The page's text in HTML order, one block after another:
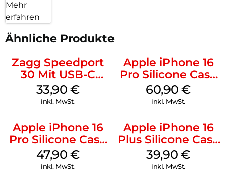
Mehr
erfahren
Ähnliche Produkte
Zagg Speedport
30 Mit USB-C
Kabel Weiß
33,90 €
inkl. MwSt.
Apple iPhone 16
Pro Silicone Case
MagSafe Stone
Gray
60,90€
inkl. MwSt.
Apple iPhone 16
Pro Silicone Case
MagSafe Denim
47,90 €
inkl. MwSt.
Apple iPhone 16
Plus Silicone Case
MagSafe Plum
39,90€
inkl. MwSt.